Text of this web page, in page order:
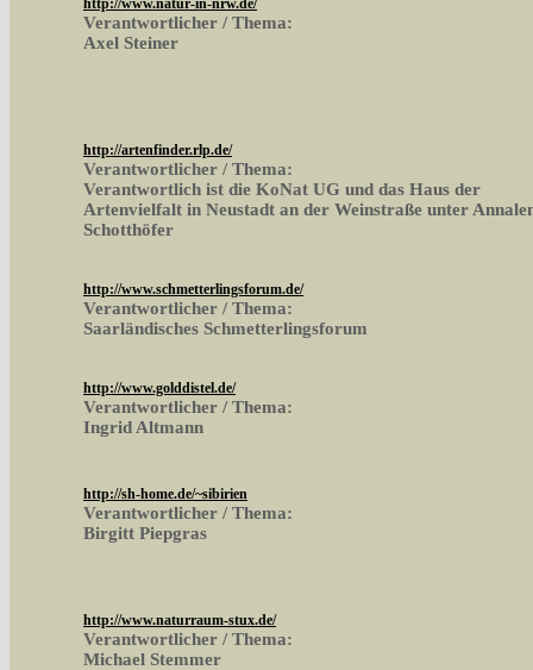
http://www.natur-in-nrw.de/
Verantwortlicher / Thema:
Axel Steiner
http://artenfinder.rlp.de/
Verantwortlicher / Thema:
Verantwortlich ist die KoNat UG und das Haus der
Artenvielfalt in Neustadt an der Weinstraße unter
Schotthöfer
http://www.schmetterlingsforum.de/
Verantwortlicher / Thema:
Saarländisches Schmetterlingsforum
http://www.golddistel.de/
Verantwortlicher / Thema:
Ingrid Altmann
http://sh-home.de/~sibirien
Verantwortlicher / Thema:
Birgitt Piepgras
http://www.naturraum-stux.de/
Verantwortlicher / Thema:
Michael Stemmer